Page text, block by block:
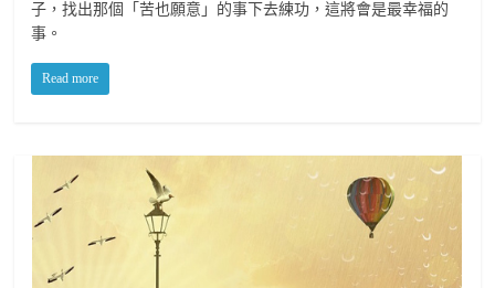
子，找出那個「苦也願意」的事下去練功，這將會是最幸福的
事。
Read more